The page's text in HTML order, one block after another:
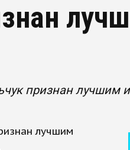
признан лучшим
лучшим